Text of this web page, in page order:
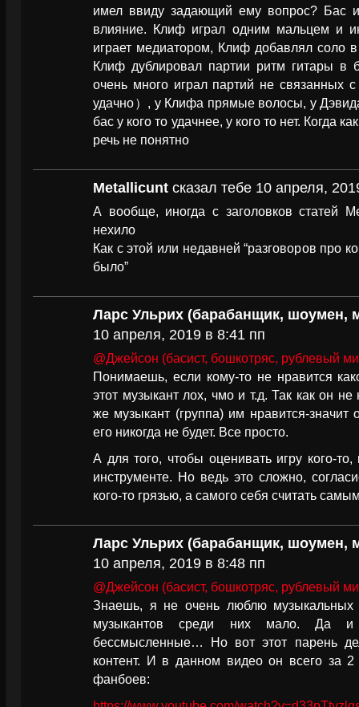
имел ввиду задающий ему вопрос? Бас
влияние. Клиф играл одним мальцем и
играет медиатором, Клиф добавлял соло
Клиф дублировал партии ритм гитары в
очень много играл партий не связанных
удачно）, у Клифа прямые волосы, у
бас у кого то удачнее, у кого то нет. Когда
речь не понятно
Metallicunt сказал тебе 10 апреля,
А вообще, иногда с заголовков статей
нехило
Как с этой или недавней “разговоров про
было”
Ларс Ульрих (барабанщик, шоумен,
10 апреля, 2019 в 8:41 пп
@Джейсон (басист, бошкотряс, рублевый
Понимаешь, если кому-то не нравится
этот музыкант лох, чмо и т.д. Так как он
же музыкант (группа) им нравится-
его никогда не будет. Все просто.
А для того, чтобы оценивать игру кого-
инструменте. Но ведь это сложно,
кого-то грязью, а самого себя считать
Ларс Ульрих (барабанщик, шоумен,
10 апреля, 2019 в 8:48 пп
@Джейсон (басист, бошкотряс, рублевый
Знаешь, я не очень люблю музыкальных
музыкантов среди них мало. Да и
бессмысленные… Но вот этот парень
контент. И в данном видео он всего за
фанбоев: